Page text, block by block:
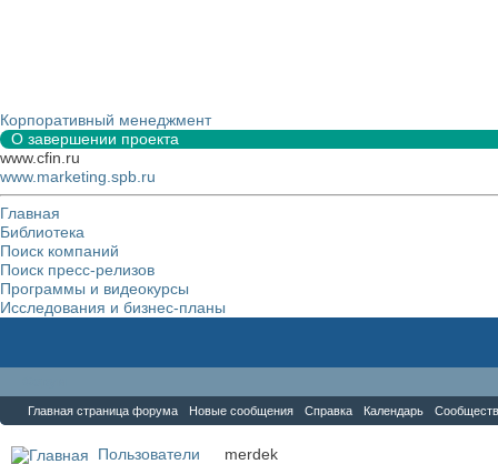
Корпоративный менеджмент
О завершении проекта
www.cfin.ru
www.marketing.spb.ru
Главная
Библиотека
Поиск компаний
Поиск пресс-релизов
Программы и видеокурсы
Исследования и бизнес-планы
Главная страница форума Новые сообщения Справка Календарь
Пользователи merdek